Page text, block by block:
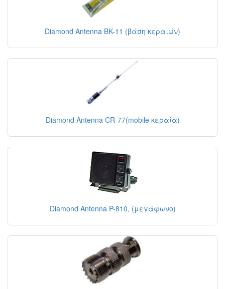
Diamond Antenna BK-11 (βάση κεραιών)
Diamond Antenna CR-77(mobile κεραία)
Diamond Antenna P-810, (μεγάφωνο)